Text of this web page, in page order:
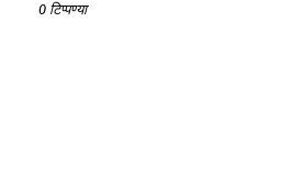
0 टिप्पण्या